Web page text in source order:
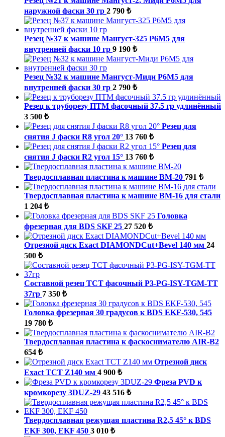
наружной фаски 30 гр 2 790 ₺
Резец №37 к машине Мангуст-325 Р6М5 для
внутренней фаски 10 гр 9 190 ₺
Резец №32 к машине Мангуст-Миди Р6М5 для
внутренней фаски 30 гр 2 790 ₺
Резец к труборезу ПТМ фасочный 37.5 гр удлинённый
3 500 ₺
Резец для
снятия J фаски R8 угол 20° 13 760 ₺
Резец для
снятия J фаски R2 угол 15° 13 760 ₺
Твердосплавная пластина к машине ВМ-20 791 ₺
Твердосплавная пластина к машине ВМ-16 для стали
1 204 ₺
Головка
фрезерная для BDS SKF 25 27 520 ₺
Отрезной диск Exact DIAMONDCut+Bevel 140 мм 24
500 ₺
Составной резец TCT фасочный P3-PG-ISY-TGM-ТТ
37гр 7 350 ₺
Головка фрезерная 30 градусов к BDS EKF-530, 545
19 780 ₺
Твердосплавная пластина к фаскоснимателю AIR-B2
654 ₺
Отрезной диск
Exact TCT Z140 мм 4 900 ₺
Фреза PVD к
кромкорезу 3DUZ-29 43 516 ₺
Твердосплавная режущая пластина R2,5 45° к BDS
EKF 300, EKF 450 3 010 ₺